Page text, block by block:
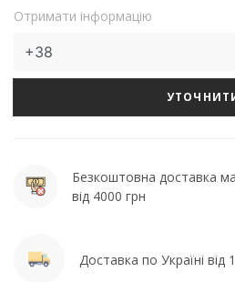
Отримати інформацію
Безкоштовна доставка
від 4000 грн
Доставка по Україні від